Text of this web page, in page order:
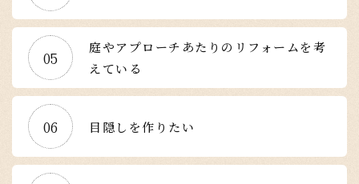
05
庭やアプローチあたりのリフォームを考
えている
06 目隠しを作りたい